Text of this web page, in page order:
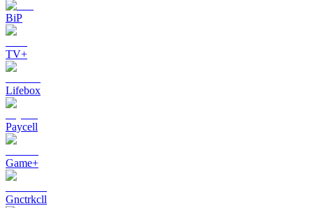
BiP
TV+
Lifebox
Paycell
Game+
Gnctrkcll